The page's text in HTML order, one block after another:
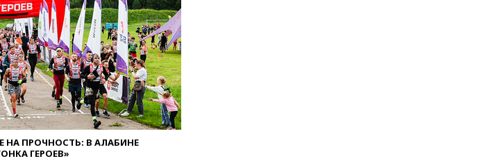
вчера, 20:20Суд США
постановил остановить
строительство бального зала в
Белом доме
вчера, 20:15Сенат США
одобрил ужесточение
санкций против России и
Ирана
вчера, 20:00СК возбудил дело
против журналистки Катерины
Гордеевой о фейках о ВС
НА ПРОЧНОСТЬ: В АЛАБИНЕ
ГЕРОЕВ»